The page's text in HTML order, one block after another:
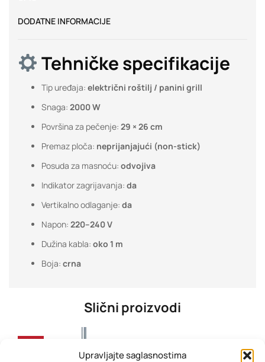
Upravljajte saglasnostima
DODATNE INFORMACIJE
Tehničke specifikacije
Tip uređaja: električni roštilj / panini grill
Snaga: 2000 W
Površina za pečenje: 29 × 26 cm
Premaz ploča: neprijanjajući (non-stick)
Posuda za masnoću: odvojiva
Indikator zagrijavanja: da
Vertikalno odlaganje: da
Napon: 220–240 V
Dužina kabla: oko 1 m
Boja: crna
Slični proizvodi
-26%